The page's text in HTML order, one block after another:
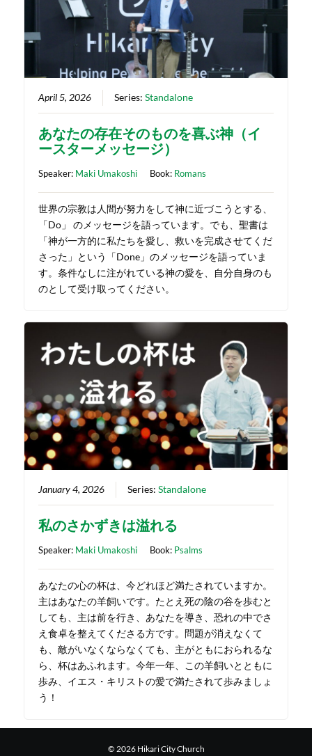
April 5, 2026 Series:Standalone
あなたの存在そのものを喜ぶ神（イ
ースターメッセージ）
Speaker: Maki Umakoshi Book: Romans
世界の宗教は人間が努力をして神に近づこうとする、
「Do」 のメッセージを語っています。でも、聖書は
「神が一方的に私たちを愛し、救いを完成させてくだ
さった」という「Done」のメッセージを語っていま
す。条件なしに注がれている神の愛を、自分自身のも
のとして受け取ってください。
January 4, 2026 Series:Standalone
私のさかずきは溢れる
Speaker: Maki Umakoshi Book: Psalms
あなたの心の杯は、今どれほど満たされていますか。
主はあなたの羊飼いです。たとえ死の陰の谷を歩むと
しても、主は前を行き、あなたを導き、恐れの中でさ
え食卓を整えてくださる方です。問題が消えなくて
も、敵がいなくならなくても、主がともにおられるな
ら、杯はあふれます。今年一年、この羊飼いとともに
歩み、イエス・キリストの愛で満たされて歩みましょ
う！
© 2026 Hikari City Church